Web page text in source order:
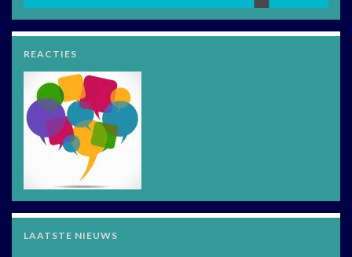
REACTIES
LAATSTE NIEUWS